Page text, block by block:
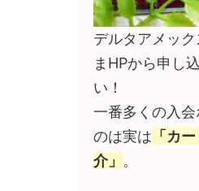
デルタアメッ
まHPから申し
い！
一番多くの入
のは実は 「カ
介」 。